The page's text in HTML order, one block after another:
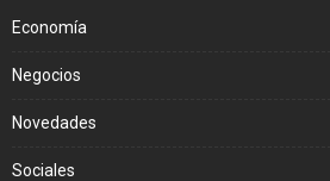
Economía
Negocios
Novedades
Sociales